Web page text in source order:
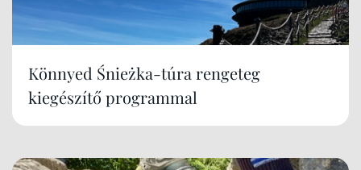
Könnyed Śnieżka-túra rengeteg
kiegészítő programmal